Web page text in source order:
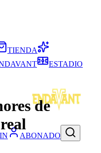
ABONADO
TIENDA
ESTADIO
de